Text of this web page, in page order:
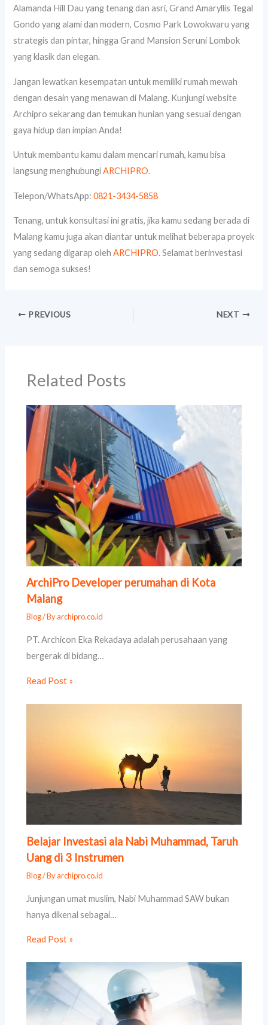
Alamanda Hill Dau yang tenang dan asri, Grand Amaryllis Tegal
Gondo yang alami dan modern, Cosmo Park Lowokwaru yang
strategis dan pintar, hingga Grand Mansion Seruni Lombok
yang klasik dan elegan.
Jangan lewatkan kesempatan untuk memiliki rumah mewah
dengan desain yang menawan di Malang. Kunjungi website
Archipro sekarang dan temukan hunian yang sesuai dengan
gaya hidup dan impian Anda!
Untuk membantu kamu dalam mencari rumah, kamu bisa
langsung menghubungiARCHIPRO.
Telepon/WhatsApp:0821-3434-5858
Tenang, untuk konsultasi ini gratis, jika kamu sedang berada di
Malang kamu juga akan diantar untuk melihat beberapa proyek
yang sedang digarap olehARCHIPRO. Selamat berinvestasi
dan semoga sukses!
PREVIOUS NEXT
Related Posts
ArchiPro Developer perumahan di Kota
Malang
Blog/ Byarchipro.co.id
PT. Archicon Eka Rekadaya adalah perusahaan yang
bergerak di bidang…
Read Post »
Belajar Investasi ala Nabi Muhammad, Taruh
Uang di 3 Instrumen
Blog/ Byarchipro.co.id
Junjungan umat muslim, Nabi Muhammad SAW bukan
hanya dikenal sebagai…
Read Post »